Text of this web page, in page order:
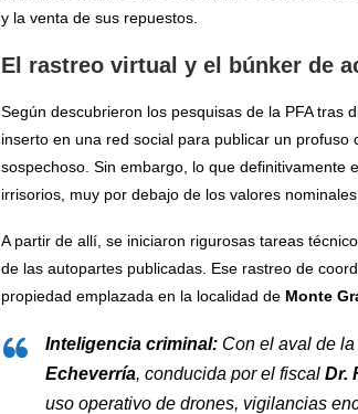
y la venta de sus repuestos.
El rastreo virtual y el búnker de
Según descubrieron los pesquisas de la PFA tras
inserto en una red social para publicar un
sospechoso. Sin embargo, lo que definitivamente
irrisorios, muy por debajo de los valores
A partir de allí, se iniciaron rigurosas tareas
de las autopartes publicadas. Ese rastreo de
propiedad emplazada en la localidad de Monte
Inteligencia criminal:Con el aval de la
Echeverría, conducida por el fiscal Dr.
uso operativo de drones, vigilancias